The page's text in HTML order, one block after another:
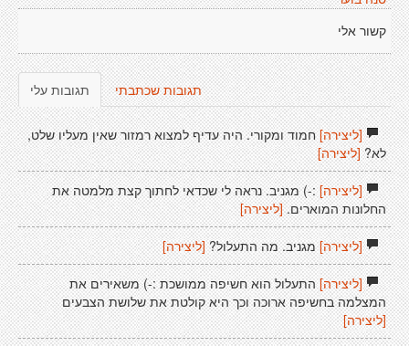
קשור אלי
תגובות עלי תגובות שכתבתי
[ליצירה]חמוד ומקורי. היה עדיף למצוא רמזור שאין מעליו שלט,
לא? [ליצירה]
[ליצירה]:-) מגניב. נראה לי שכדאי לחתוך קצת מלמטה את
החלונות המוארים. [ליצירה]
[ליצירה]מגניב. מה התעלול? [ליצירה]
[ליצירה]התעלול הוא חשיפה ממושכת :-) משאירים את
המצלמה בחשיפה ארוכה וכך היא קולטת את שלושת הצבעים
[ליצירה]